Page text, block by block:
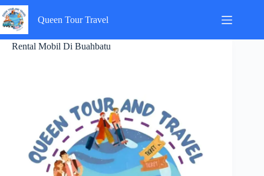
Skip
to
content
Queen Tour Travel
Rental Mobil Di Buahbatu